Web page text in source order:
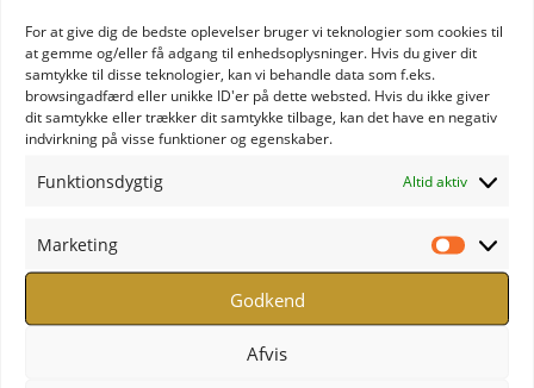
For at give dig de bedste oplevelser bruger vi teknologier som cookies til
at gemme og/eller få adgang til enhedsoplysninger. Hvis du giver dit
samtykke til disse teknologier, kan vi behandle data som f.eks.
browsingadfærd eller unikke ID'er på dette websted. Hvis du ikke giver
dit samtykke eller trækker dit samtykke tilbage, kan det have en negativ
indvirkning på visse funktioner og egenskaber.
Funktionsdygtig Altid aktiv
Marketing
Godkend
Afvis
YOGA Retreats